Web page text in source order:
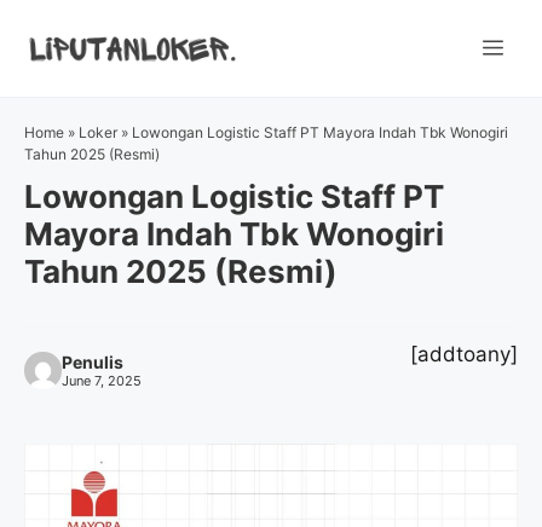
Home » Loker » Lowongan Logistic Staff PT Mayora Indah Tbk Wonogiri
Tahun 2025 (Resmi)
Lowongan Logistic Staff PT
Mayora Indah Tbk Wonogiri
Tahun 2025 (Resmi)
Penulis
June 7, 2025
[addtoany]